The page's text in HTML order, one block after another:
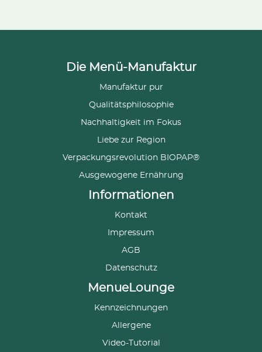
Die Menü-Manufaktur
Manufaktur pur
Qualitätsphilosophie
Nachhaltigkeit im Fokus
Liebe zur Region
Verpackungsrevolution BIOPAP®
Ausgewogene Ernährung
Informationen
Kontakt
Impressum
AGB
Datenschutz
MenueLounge
Kennzeichnungen
Allergene
Video-Tutorial